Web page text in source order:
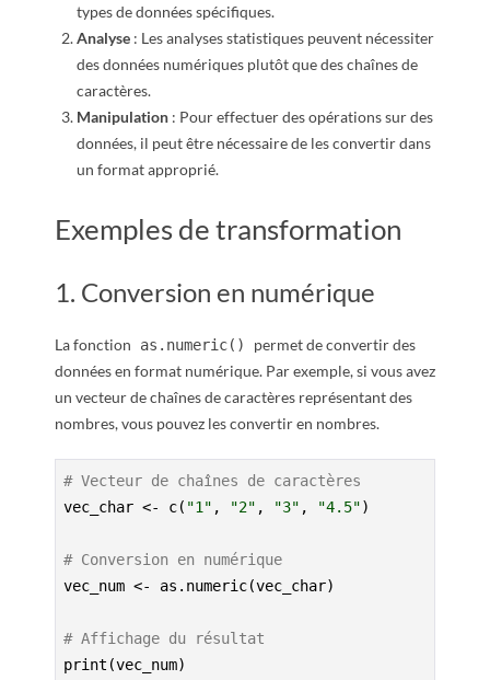
types de données spécifiques.
Analyse : Les analyses statistiques peuvent nécessiter
des données numériques plutôt que des chaînes de
caractères.
Manipulation : Pour effectuer des opérations sur des
données, il peut être nécessaire de les convertir dans
un format approprié.
Exemples de transformation
1. Conversion en numérique
La fonction as.numeric()
permet de convertir des
données en format numérique. Par exemple, si vous avez
un vecteur de chaînes de caractères représentant des
nombres, vous pouvez les convertir en nombres.
# Vecteur de chaînes de caractères
vec_char <- c( "1" , "2" , "3" , "4.5")
# Conversion en numérique
vec_num <- as.numeric(vec_char)
# Affichage du résultat
print(vec_num)